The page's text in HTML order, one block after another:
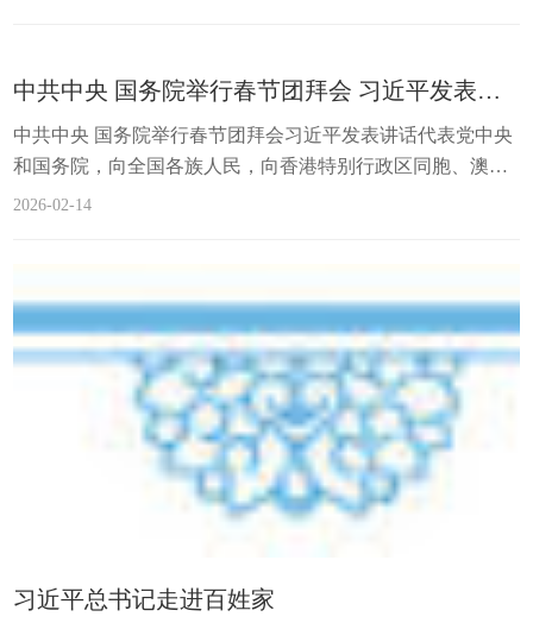
中共中央 国务院举行春节团拜会 习近平发表讲话
中共中央 国务院举行春节团拜会习近平发表讲话代表党中央
和国务院，向全国各族人民，向香港特别行政区同胞、澳门
特别行政区同胞、台湾同胞和海外侨胞拜年李强主持 赵乐
行政区同胞、台湾同胞和海外侨胞拜年。...
2026-02-14
习近平总书记走进百姓家